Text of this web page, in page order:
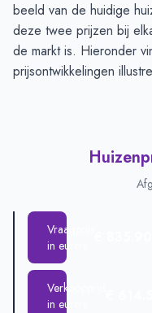
beeld van de huidige
deze twee prijzen bij
de markt is. Hieronder
prijsontwikkelingen
Vraagprijs
in euro's
Verkoopprijs
in euro's